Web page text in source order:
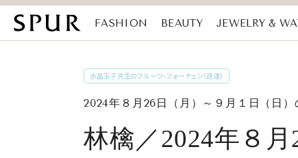
FASHION BEAUTY JEWELRY &
水晶玉子先生のフルーツ・フォーチュン（週運）
2024年８月26日（月）～９月１日（日）
林檎／2024年８